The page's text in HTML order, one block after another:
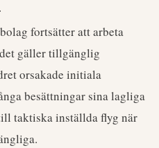
fortsätter att arbeta
gäller tillgänglig
orsakade initiala
besättningar sina lagliga
taktiska inställda flyg när